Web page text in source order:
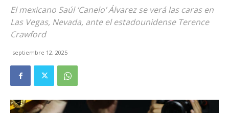
El mexicano Saúl ‘Canelo’ Álvarez se verá las caras en
Las Vegas, Nevada, ante el estadounidense Terence
Crawford
septiembre 12, 2025